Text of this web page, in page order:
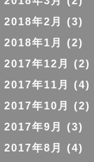
2018年2月
(3)
2018年1月
(2)
2017年12月
(2)
2017年11月
(4)
2017年10月
(2)
2017年9月
(3)
2017年8月
(4)